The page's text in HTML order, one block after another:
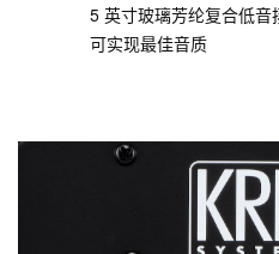
5 英寸玻璃芳纶复合低音
可实现最佳音质